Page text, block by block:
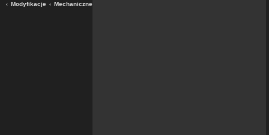
Modyfikacje Mechaniczne